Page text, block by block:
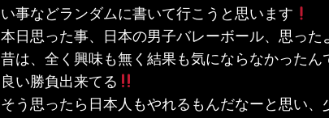
い事などランダムに書いて行こうと思います
本日思った事、日本の男子バレーボール、思った
昔は、全く興味も無く結果も気にならなかったん
良い勝負出来てる
そう思ったら日本人もやれるもんだなーと思い